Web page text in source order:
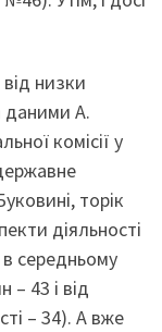
від низки
даними А.
комісії у
торік
діяльності
середньому
– 43 і від
– 34). А вже